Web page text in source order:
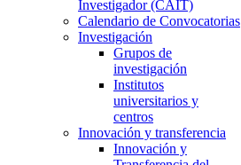
Investigador (CAIT)
Calendario de Convocatorias
Investigación
Grupos de
investigación
Institutos
universitarios y
centros
Innovación y transferencia
Innovación y